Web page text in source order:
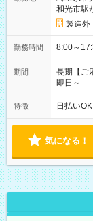
和光市駅
製造外
勤務時間
期間
長期【ご
即日～
特徴 日払いOK
気になる！